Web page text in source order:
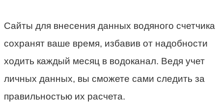
Сайты для внесения данных водяного счетчика
сохранят ваше время, избавив от надобности
ходить каждый месяц в водоканал. Ведя учет
личных данных, вы сможете сами следить за
правильностью их расчета.